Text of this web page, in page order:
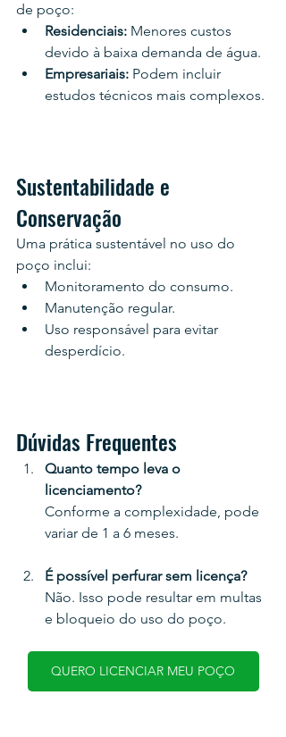
de poço:
Residenciais: Menores custos
devido à baixa demanda de água.
Empresariais: Podem incluir
estudos técnicos mais complexos.
Sustentabilidade e
Conservação
Uma prática sustentável no uso do
poço inclui:
Monitoramento do consumo.
Manutenção regular.
Uso responsável para evitar
desperdício.
Dúvidas Frequentes
Quanto tempo leva o
licenciamento?
Conforme a complexidade, pode
variar de 1 a 6 meses.
É possível perfurar sem licença?
Não. Isso pode resultar em multas
e bloqueio do uso do poço.
QUERO LICENCIAR MEU POÇO